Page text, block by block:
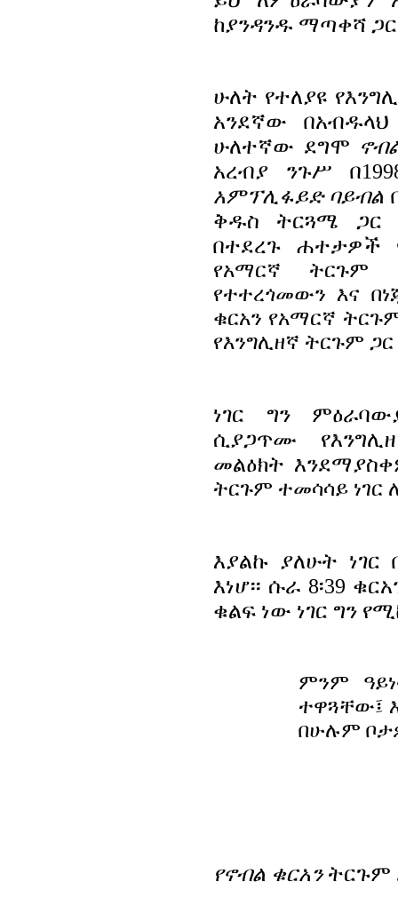
ከያንዳንዱ ማጣቀሻ
ሁለት የተለያዩ
አንደኛው
ሁለተኛው ደግሞ
አረብያ ንጉሥ
አምፕሊፋይድ ባይብል
ቅዱስ ትርጓሜ ጋር
በተደረጉ ሐተታዎች
የአማርኛ ትርጉም
የተተረጎመውን እና
ቁርአን የአማርኛ
የእንግሊዘኛ ትርጉም ጋር
ነገር ግን
ሲያጋጥሙ
መልዕክት
ትርጉም ተመሳሳይ ነገር
እያልኩ ያለሁት
እነሆ፡፡ ሱራ 8፡39
ቁልፍ ነው ነገር ግን
ምንም
ተዋጓቸው፤
በሁሉም
የኖብል ቁርአንትርጉም